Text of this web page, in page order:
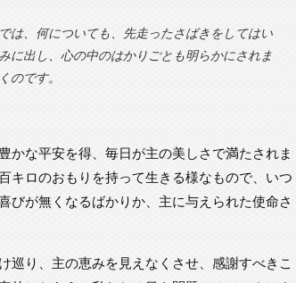
、何についても、先走ったさばきをしてはい
に出し、心の中のはかりごとも明らかにされま
のです。
かな平安を得、毎日が主の美しさで満たされま
キロのおもりを持って生きる様なもので、いつ
びが無くなるばかりか、主に与えられた使命さ
巡り、主の恵みを見えなくさせ、感謝すべきこ